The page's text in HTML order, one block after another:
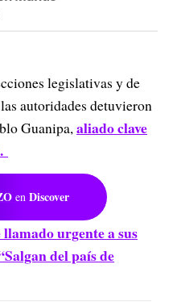
legislativas y de
autoridades detuvieron
Guanipa,aliado clave
en Discover
urgente a sus
del país de